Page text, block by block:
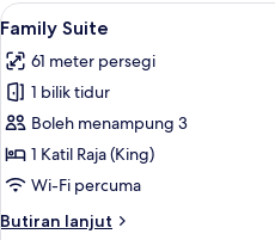
Katil
(Queen)
Lihat
semua
foto
untuk
Family
Suite
5
Family Suite
61 meter persegi
1 bilik tidur
Boleh menampung 3
1 Katil Raja (King)
Wi-Fi percuma
Butiran lanjut
Butiran